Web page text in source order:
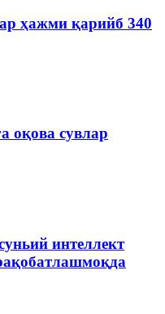
ҳажми қарийб 340
оқова сувлар
интеллект